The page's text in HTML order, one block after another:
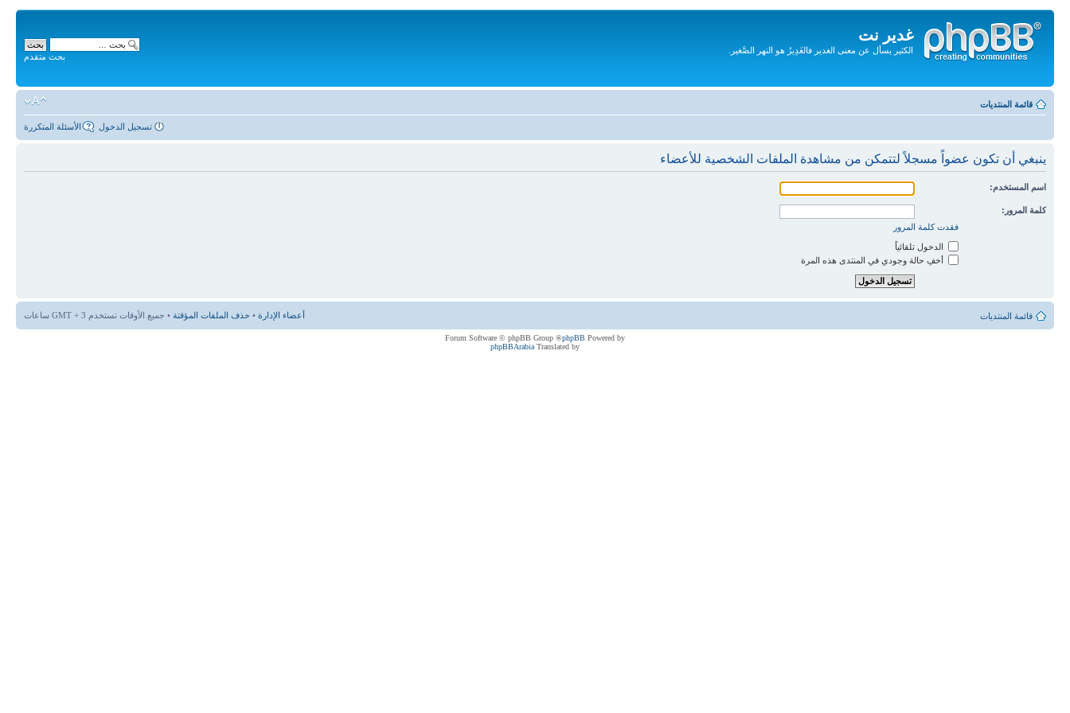
غدير نت
الكثير يسأل عن معنى الغدير فالغَدِيرُ هو النهر الصَّغير.
المحتويات
بحث متقدم
قائمة المنتديات
الأسئلة المتكررة تسجيل الدخول
ينبغي أن تكون عضواً مسجلاً لتتمكن من مشاهدة الملفات الشخصية للأعضاء
اسم المستخدم:
كلمة المرور:
فقدت كلمة المرور
الدخول تلقائياً
أخفِ حالة وجودي في المنتدى هذه المرة
قائمة المنتديات أعضاء الإدارة • حذف الملفات المؤقتة • جميع الأوقات تستخدم GMT + 3 ساعات
Powered by
phpBB
® Forum Software © phpBB Group
Translated by
phpBBArabia